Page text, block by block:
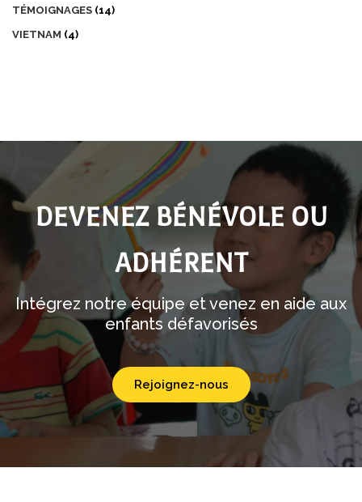
TÉMOIGNAGES (14)
VIETNAM (4)
DEVENEZ BÉNÉVOLE OU
ADHÉRENT
Intégrez notre équipe et venez en aide aux
enfants défavorisés
Rejoignez-nous